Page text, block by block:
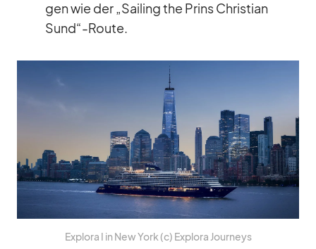
gen wie der „Sai­ling the Prins Chris­tian
Sund“-Route.
Ex­plora I in New York (c) Ex­plora Jour­neys